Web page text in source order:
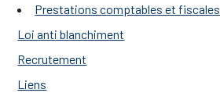
Prestations comptables et fiscales
Loi anti blanchiment
Recrutement
Liens